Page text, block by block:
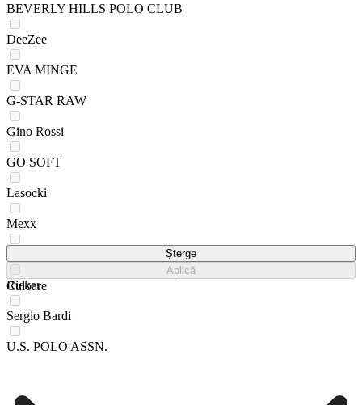
BEVERLY HILLS POLO CLUB
DeeZee
EVA MINGE
G-STAR RAW
Gino Rossi
GO SOFT
Lasocki
Mexx
Rieker
Sergio Bardi
U.S. POLO ASSN.
Șterge
Aplică
Culoare